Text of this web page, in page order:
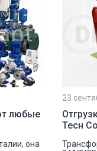
любые
она
23
Тесн